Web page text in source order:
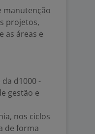
manutenção
projetos,
as áreas e
d1000 -
gestão e
nos ciclos
de forma